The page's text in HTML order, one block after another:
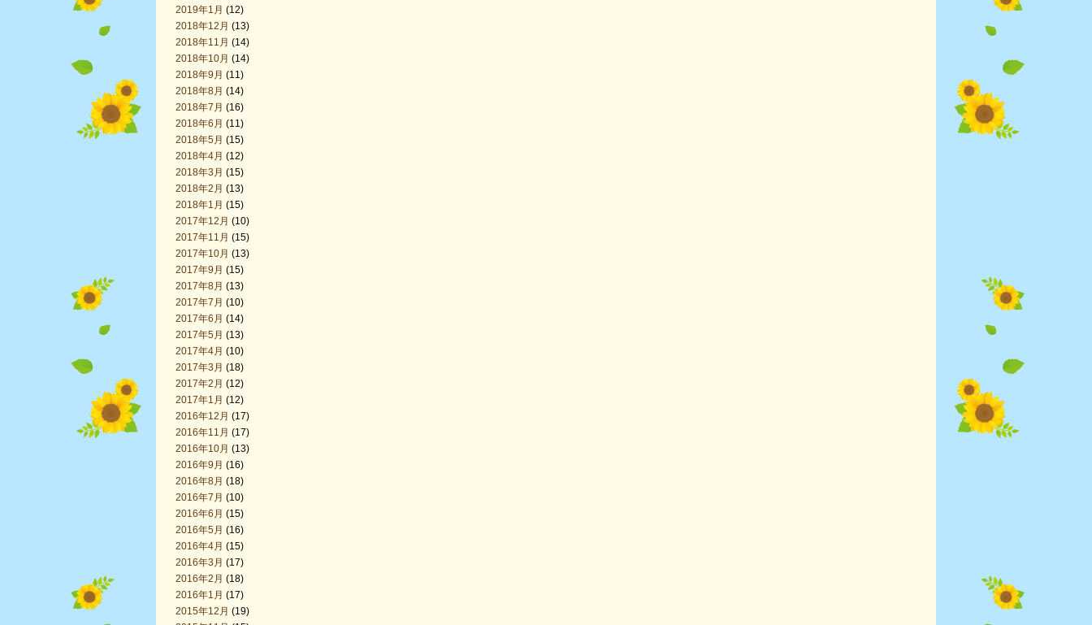
2019年1月 (12)
2018年12月 (13)
2018年11月 (14)
2018年10月 (14)
2018年9月 (11)
2018年8月 (14)
2018年7月 (16)
2018年6月 (11)
2018年5月 (15)
2018年4月 (12)
2018年3月 (15)
2018年2月 (13)
2018年1月 (15)
2017年12月 (10)
2017年11月 (15)
2017年10月 (13)
2017年9月 (15)
2017年8月 (13)
2017年7月 (10)
2017年6月 (14)
2017年5月 (13)
2017年4月 (10)
2017年3月 (18)
2017年2月 (12)
2017年1月 (12)
2016年12月 (17)
2016年11月 (17)
2016年10月 (13)
2016年9月 (16)
2016年8月 (18)
2016年7月 (10)
2016年6月 (15)
2016年5月 (16)
2016年4月 (15)
2016年3月 (17)
2016年2月 (18)
2016年1月 (17)
2015年12月 (19)